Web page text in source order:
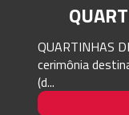
QUARTINHAS
cerimônia
(d...